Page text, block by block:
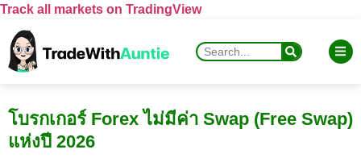
Track all markets on TradingView
โบรกเกอร์ Forex ไม่มีค่า Swap (Free Swap)
แห่งปี 2026